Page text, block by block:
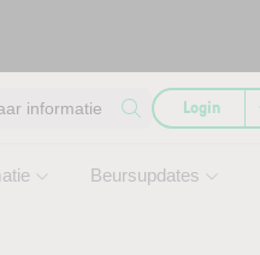
Beursupdates
informatie Login